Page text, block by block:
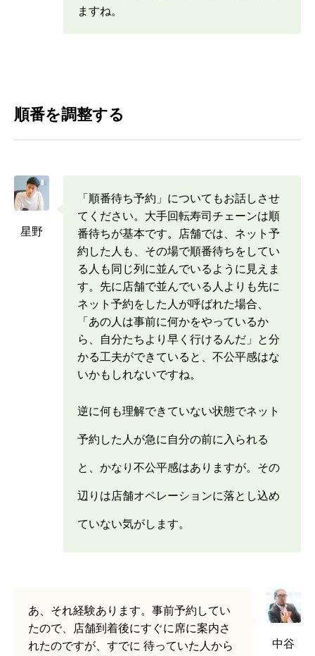
ますね。
順番を調整する
星野
「順番待ち予約」についてもお話しさせ
てください。大手回転寿司チェーンは順
番待ちが基本です。店舗では、ネット予
約した人も、その場で順番待ちをしてい
る人も同じ列に並んでいるように見えま
す。先に店舗で並んでいる人よりも先に
ネット予約をした人が呼ばれた場合、
「あの人は事前に何かをやっているか
ら、自分たちより早く行けるんだ」と分
かる工夫ができていると、不公平感はな
いかもしれないですね。
逆に何も理解できていない状態でネット
予約した人が急に自分の前に入られる
と、かなり不公平感はありますが。その
辺りは店舗オペレーションに落とし込め
ていない気がします。
あ、それ経験あります。事前予約してい
たので、店舗到着後にすぐに席に案内さ
れたのですが、すでに 待っていた人から
中谷